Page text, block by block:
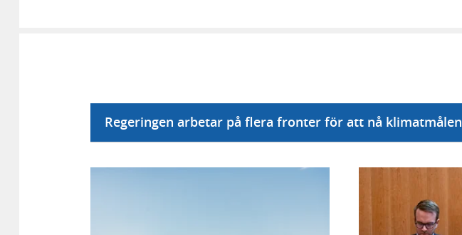
Regeringen arbetar på flera fronter för att nå klimatmålen